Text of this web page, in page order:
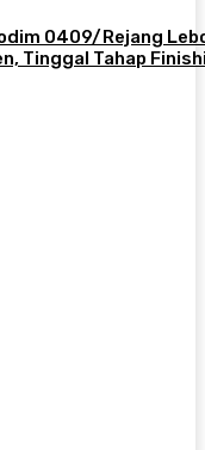
0409/Rejang
Tinggal Tahap